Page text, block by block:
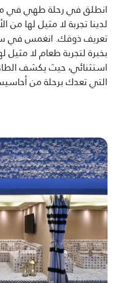
انطلق في رحلة طهي في
لدينا تجربة لا مثيل لها من
تعريف ذوقك. انغمس في
بخبرة لتجربة طعام لا
استثنائي، حيث يكشف
التي تعدك برحلة من